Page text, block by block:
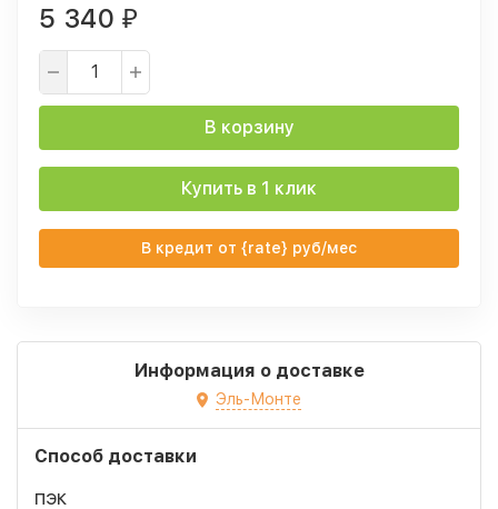
5 340 ₽
В корзину
Купить в 1 клик
В кредит от {rate} руб/мес
Информация о доставке
Эль-Монте
Способ доставки
ПЭК